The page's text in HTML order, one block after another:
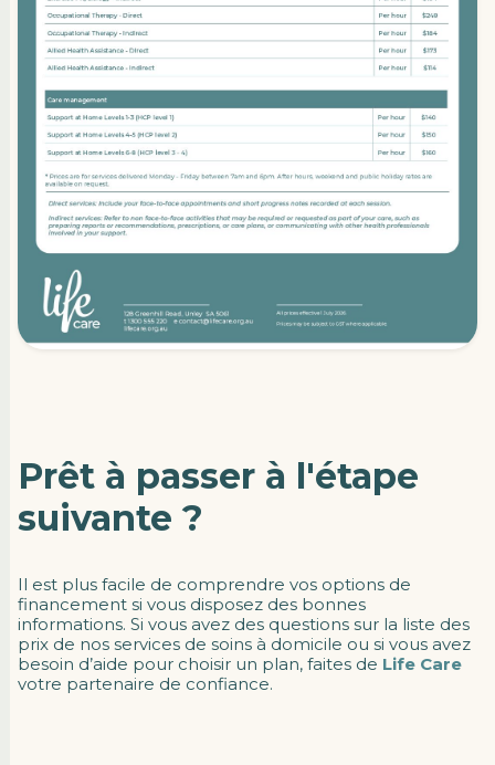
Prêt à passer à l'étape
suivante ?
Il est plus facile de comprendre vos options de
financement si vous disposez des bonnes
informations. Si vous avez des questions sur la liste des
prix de nos services de soins à domicile ou si vous avez
besoin d’aide pour choisir un plan, faites de Life Care
votre partenaire de confiance.